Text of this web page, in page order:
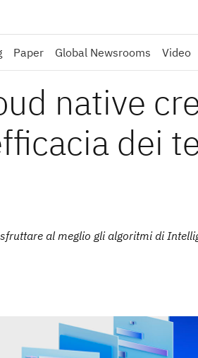
Paper Global Newsrooms Video
native
dei
al meglio gli algoritmi di